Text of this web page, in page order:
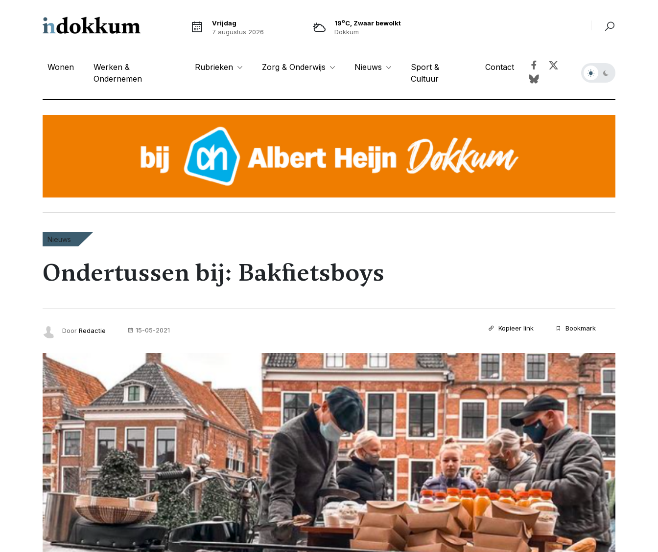
Vrijdag
7 augustus 2026
19oC, Zwaar bewolkt
Dokkum
Wonen
Werken &
Ondernemen
Rubrieken Zorg & Onderwijs Nieuws
Sport &
Cultuur
Contact
Nieuws
Ondertussen bij: Bakfietsboys
Door Redactie 15-05-2021 Kopieer link Bookmark